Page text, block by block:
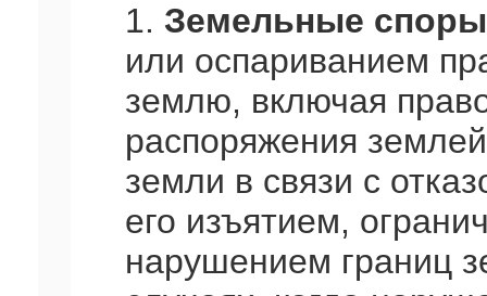
1. Земельные споры
или оспариванием
землю, включая
распоряжения
земли в связи с
его изъятием,
нарушением границ